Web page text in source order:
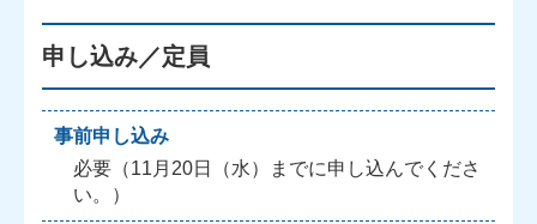
申し込み／定員
事前申し込み
必要（11月20日（水）までに申し込んでくださ
い。）